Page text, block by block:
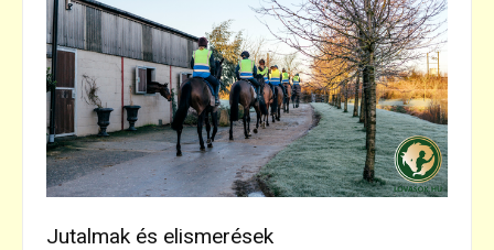
Jutalmak és elismerések